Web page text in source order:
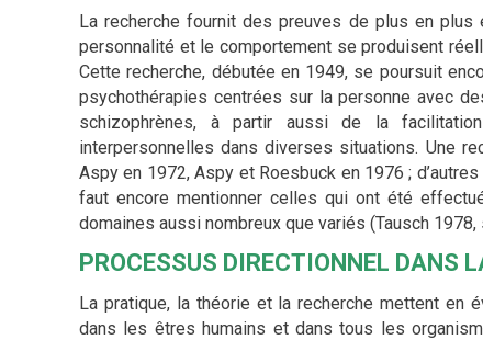
La recherche fournit des preuves de plus en
personnalité et le comportement se produisent
Cette recherche, débutée en 1949, se poursuit
psychothérapies centrées sur la personne avec
schizophrènes, à partir aussi de la
interpersonnelles dans diverses situations. Une
Aspy en 1972, Aspy et Roesbuck en 1976 ;
faut encore mentionner celles qui ont été
domaines aussi nombreux que variés (Tausch 1978,
PROCESSUS DIRECTIONNEL DANS
La pratique, la théorie et la recherche mettent en
dans les êtres humains et dans tous les